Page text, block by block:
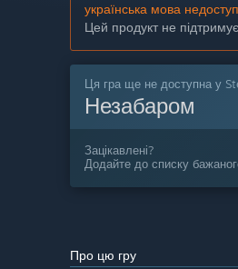
українська мова
Цей продукт не
Ця гра ще не доступна у
Незабаром
Зацікавлені?
Додайте до списку
Про цю гру